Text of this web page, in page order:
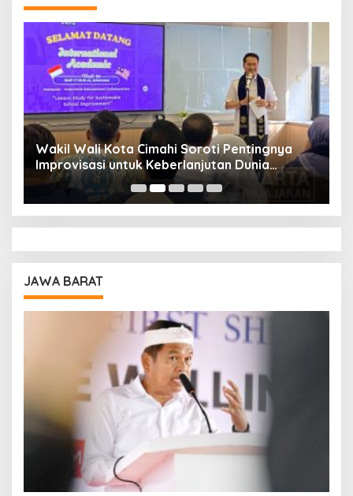
Wakil Wali Kota Cimahi Soroti Pentingnya
Improvisasi untuk Keberlanjutan Dunia
Pendidikan
JAWA BARAT